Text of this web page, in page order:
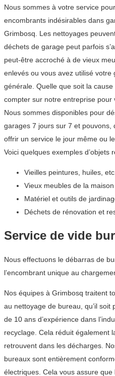
Nous sommes à votre service
encombrants indésirables dans
Grimbosq. Les nettoyages
déchets de garage peut parfois
peut-être accroché à de vieux
enlevés ou vous avez utilisé
générale. Quelle que soit la
compter sur notre entreprise
Nous sommes disponibles pour
garages 7 jours sur 7 et pouvons,
offrir un service le jour même ou
Voici quelques exemples d’objets
Vieilles peintures, huiles,
Vieux meubles de la
Matériel et outils de
Déchets de rénovation et
Service de vide
Nous effectuons le débarras de
l’encombrant unique au
Nos équipes à Grimbosq traitent
au nettoyage de bureau, qu’il
de 10 ans d’expérience dans
recyclage. Cela réduit également
retrouvent dans les décharges.
bureaux sont entièrement
électriques. Cela vous assure